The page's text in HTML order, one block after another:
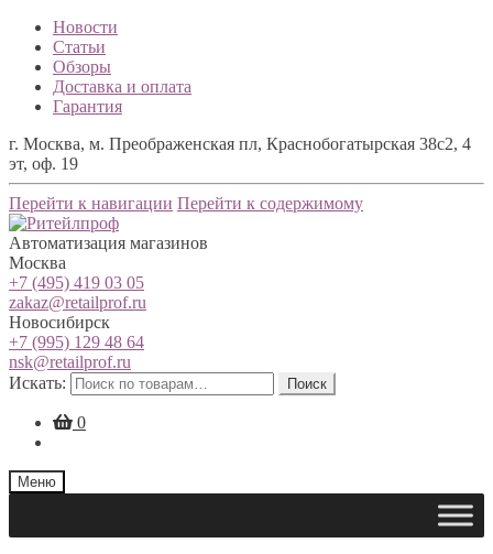
Новости
Статьи
Обзоры
Доставка и оплата
Гарантия
г. Москва, м. Преображенская пл, Краснобогатырская 38с2, 4
эт, оф. 19
Перейти к навигации Перейти к содержимому
Автоматизация магазинов
Москва
+7 (495) 419 03 05
zakaz@retailprof.ru
Новосибирск
+7 (995) 129 48 64
nsk@retailprof.ru
Искать:
Поиск
0
Меню